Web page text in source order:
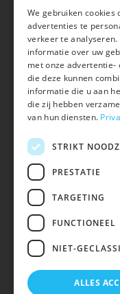
BWP
Waversebaan 99
B-3050 OUD-
+32 (0) 16 47 99 80
+32 (0) 16 47 99
info@belgian-
VAT BE
IBAN BE40 7364
Open every
Follow us
We gebruiken cookies
advertenties te
verkeer te analyseren.
informatie over uw
met onze advertentie-
die deze kunnen
informatie die u aan
die zij hebben
van hun diensten.
STRIKT
PRESTATIE
TARGETING
FUNCTIONEEL
NIET-
ALLES